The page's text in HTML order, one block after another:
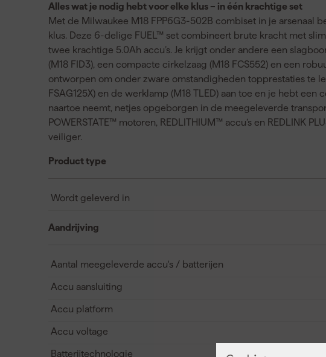
Alles wat je nodig hebt voor elke klus – in één krachtige set
Met de Milwaukee M18 FPP6G3-502B combiset in je arsenaal
klus. Deze 6-delige FUEL™ set combineert brute kracht met
twee krachtige 5.0Ah accu’s. Je krijgt onder andere een
(M18 FID3), een compacte cirkelzaag (M18 FCS552) en een
ontworpen om onder zware omstandigheden topprestaties te
FSAG125X) en de werklamp (M18 TLED) aan toe en je hebt
naartoe neemt, netjes opgeborgen in de meegeleverde
POWERSTATE™ motoren, REDLITHIUM™ accu’s en REDLINK
veiliger.
Product type
Wordt geleverd in
Aandrijving
Aantal meegeleverde accu's / batterijen
Accu aansluiting
Accu platform
Accu voltage
Batterijtechnologie